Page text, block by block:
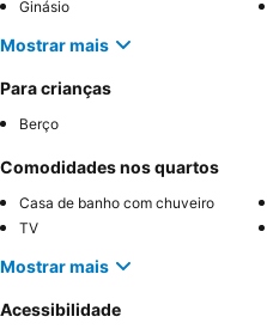
Ginásio
Mostrar mais
Para crianças
Berço
Comodidades nos quartos
Casa de banho com chuveiro
TV
Mostrar mais
Acessibilidade